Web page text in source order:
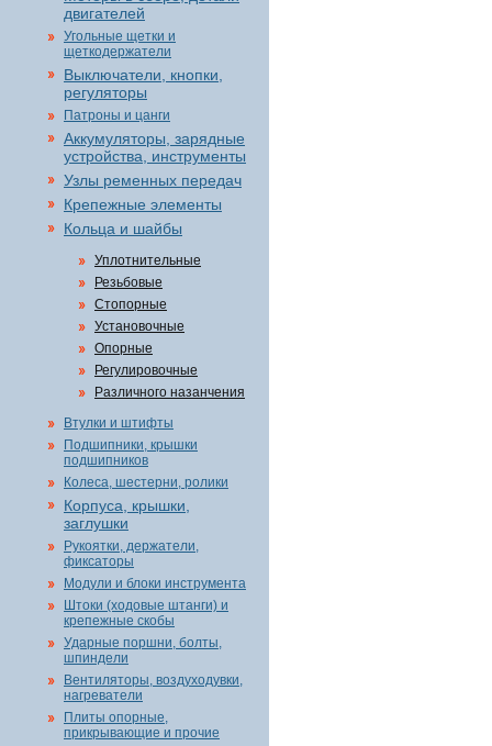
двигателей
Угольные щетки и
щеткодержатели
Выключатели, кнопки,
регуляторы
Патроны и цанги
Аккумуляторы, зарядные
устройства, инструменты
Узлы ременных передач
Крепежные элементы
Кольца и шайбы
Уплотнительные
Резьбовые
Стопорные
Установочные
Опорные
Регулировочные
Различного назанчения
Втулки и штифты
Подшипники, крышки
подшипников
Колеса, шестерни, ролики
Корпуса, крышки,
заглушки
Рукоятки, держатели,
фиксаторы
Модули и блоки инструмента
Штоки (ходовые штанги) и
крепежные скобы
Ударные поршни, болты,
шпиндели
Вентиляторы, воздуходувки,
нагреватели
Плиты опорные,
прикрывающие и прочие